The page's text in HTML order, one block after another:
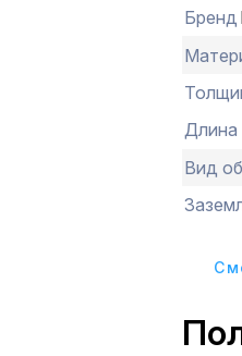
Бренд
Длина
Вид